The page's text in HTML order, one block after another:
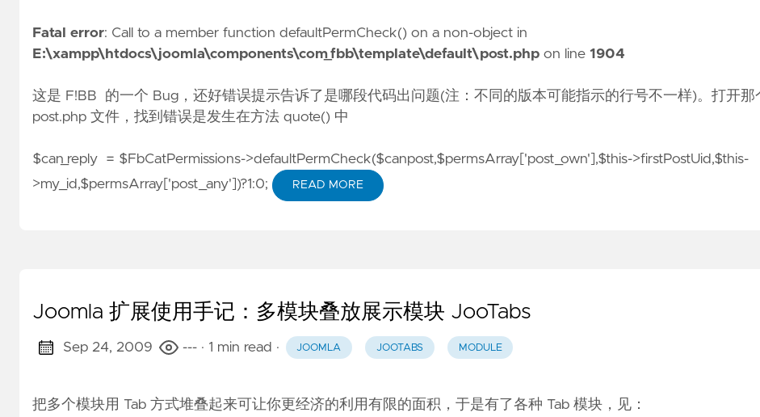
Fatal error: Call to a member function defaultPermCheck() on a non-object in
E:\xampp\htdocs\joomla\components\com_fbb\template\default\post.php on line 1904
这是 F!BB 的一个 Bug，还好错误提示告诉了是哪段代码出问题(注：不同的版本可能指示的行号不一样)。打开那
post.php 文件，找到错误是发生在方法 quote() 中
$can_reply = $FbCatPermissions->defaultPermCheck($canpost,$permsArray['post_own'],$this->firstPostUid,$this-
>my_id,$permsArray['post_any'])?1:0;
READ MORE
Joomla 扩展使用手记：多模块叠放展示模块 JooTabs
Sep 24, 2009 --- · 1 min read · JOOMLA JOOTABS MODULE
把多个模块用 Tab 方式堆叠起来可让你更经济的利用有限的面积，于是有了各种 Tab 模块，见：